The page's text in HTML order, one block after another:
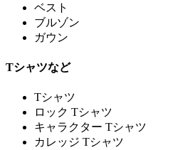
ベスト
ブルゾン
ガウン
Tシャツなど
Tシャツ
ロック Tシャツ
キャラクター Tシャツ
カレッジ Tシャツ